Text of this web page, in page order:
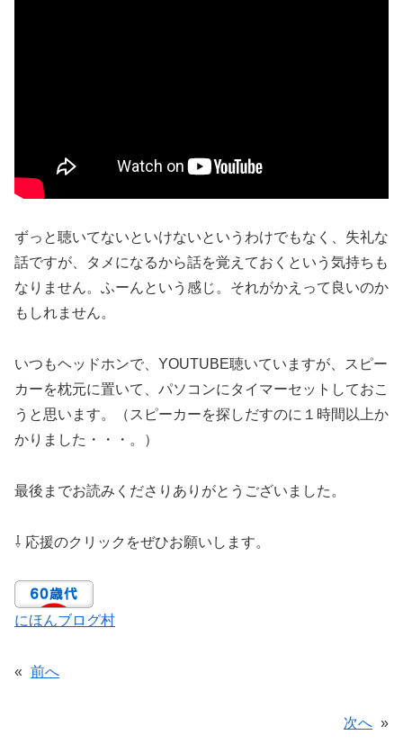
ずっと聴いてないといけないというわけでもなく、失礼な
話ですが、タメになるから話を覚えておくという気持ちも
なりません。ふーんという感じ。それがかえって良いのか
もしれません。
いつもヘッドホンで、YOUTUBE聴いていますが、スピー
カーを枕元に置いて、パソコンにタイマーセットしておこ
うと思います。（スピーカーを探しだすのに１時間以上か
かりました・・・。）
最後までお読みくださりありがとうございました。
⇩ 応援のクリックをぜひお願いします。
にほんブログ村
« 前へ
次へ »